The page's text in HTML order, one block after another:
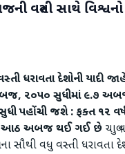
વસ્‍તી સાથે
ધરાવતા દેશોની યાદી
, ૨૦૫૦ સુધીમાં ૯.૭
પહોંચી જશે : ફક્‍ત ૧૨
આઠ અબજ થઈ ગઈ છે ચાલુ
સૌથી વધુ વસ્‍તી ધરાવતા